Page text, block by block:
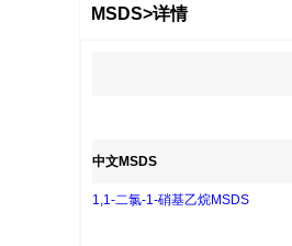
MSDS>详情
中文MSDS
1,1-二氯-1-硝基乙烷MSDS